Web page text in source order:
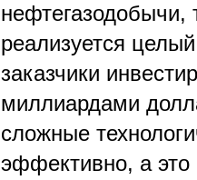
нефтегазодобычи,
реализуется
заказчики
миллиардами
сложные
эффективно, а